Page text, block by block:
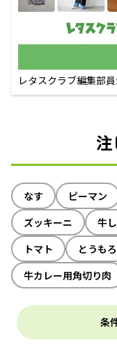
レタスクラブ編集部
なす ピーマン
ズッキーニ
牛
トマト
とうも
牛カレー用角切り肉
条